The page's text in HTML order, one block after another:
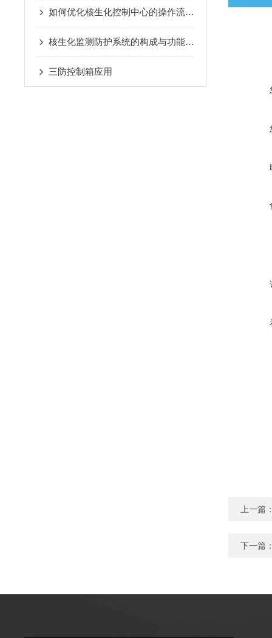
如何优化核生化控制中心的操作流程？
核生化监测防护系统的构成与功能详解
三防控制箱应用
上一篇
下一篇